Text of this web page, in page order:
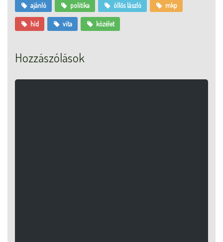
ajánló politika öllős lászló mkp
híd vita közélet
Hozzászólások